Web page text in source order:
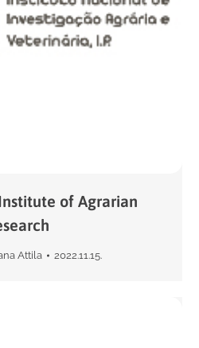
of Agrarian
Attila 2022.11.15.